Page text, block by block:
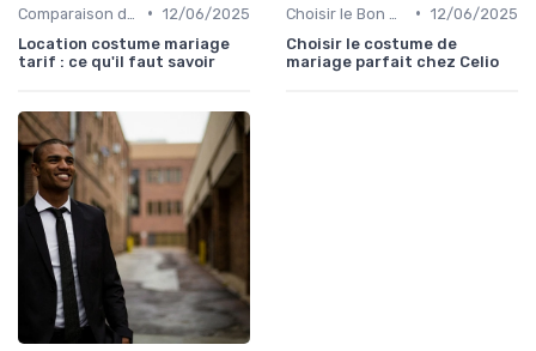
• 12/06/2025
Location costume mariage
tarif : ce qu'il faut savoir
• 12/06/2025
Choisir le costume de
mariage parfait chez Celio